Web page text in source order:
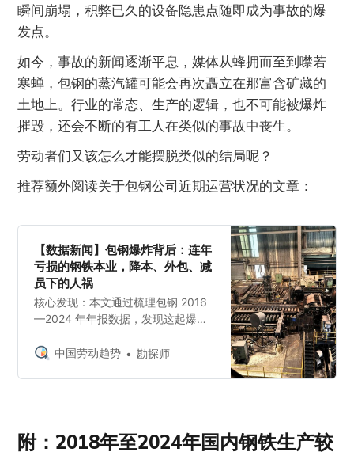
瞬间崩塌，积弊已久的设备隐患点随即成为事故的爆
发点。
如今，事故的新闻逐渐平息，媒体从蜂拥而至到噤若
寒蝉，包钢的蒸汽罐可能会再次矗立在那富含矿藏的
土地上。行业的常态、生产的逻辑，也不可能被爆炸
摧毁，还会不断的有工人在类似的事故中丧生。
劳动者们又该怎么才能摆脱类似的结局呢？
推荐额外阅读关于包钢公司近期运营状况的文章：
【数据新闻】包钢爆炸背后：连年
亏损的钢铁本业，降本、外包、减
员下的人祸
核心发现：本文通过梳理包钢 2016
—2024 年年报数据，发现这起爆炸
在长期积累风险的企业运行结构之
难以停机的条件下形成“越生产越亏
损”的运行状态，使经营压力持续向
中国劳动趋势 勘探师
附：2018年至2024年国内钢铁生产较